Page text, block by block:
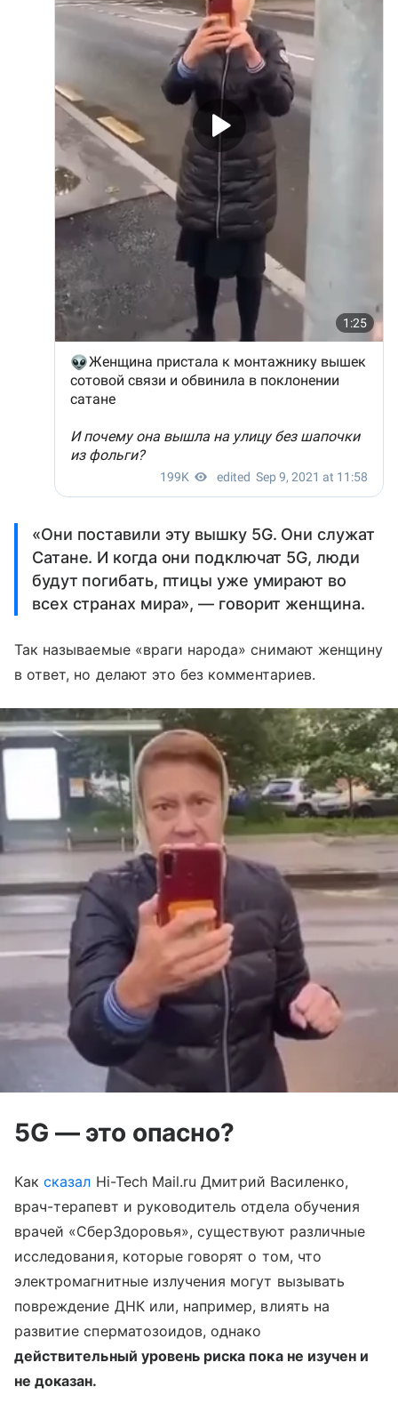
«Они поставили эту вышку 5G. Они служат
Сатане. И когда они подключат 5G, люди
будут погибать, птицы уже умирают во
всех странах мира», — говорит женщина.
Так называемые «враги народа» снимают женщину
в ответ, но делают это без комментариев.
5G — это опасно?
Каксказал Hi-Tech Mail.ru Дмитрий Василенко,
врач-терапевт и руководитель отдела обучения
врачей «СберЗдоровья», существуют различные
исследования, которые говорят о том, что
электромагнитные излучения могут вызывать
повреждение ДНК или, например, влиять на
развитие сперматозоидов, однако
действительный уровень риска пока не изучен и
не доказан.